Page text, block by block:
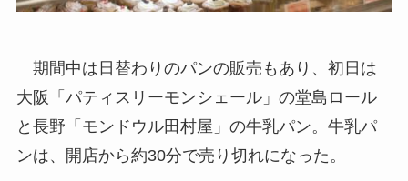
期間中は日替わりのパンの販売もあり、初日は
大阪「パティスリーモンシェール」の堂島ロール
と長野「モンドウル田村屋」の牛乳パン。牛乳パ
ンは、開店から約30分で売り切れになった。